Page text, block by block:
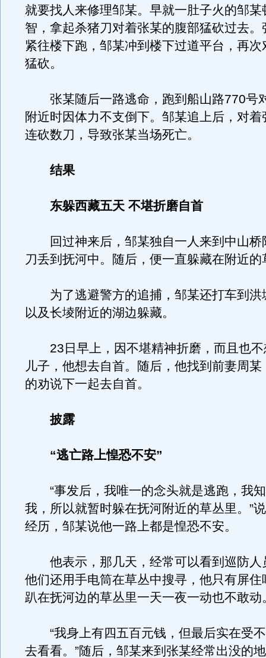
就要找人来修理邹某。早就一肚子火的邹某
智，拿起杀猪刀对着张某的腹部猛砍过去。
紧往楼下跑，邹某冲到楼下过道平台，再
猛砍。
张某随后一路逃命，跑到船山路770号
附近时因体力不支倒下。邹某追上后，对
连砍数刀，导致张某当场死亡。
结果
东躲西藏五天 不堪折磨自首
回过神来后，邹某独自一人来到中山桥
刀丢到抚河中。随后，便一直躲藏在附近的
为了逃避警方的追捕，邹某还打车到洪
以及长堎附近的湖边躲藏。
23日早上，因不堪精神折磨，而且也不
儿子，他想去自首。随后，他找到前妻周
的劝说下一起去自首。
披露
“逃亡路上惶恐不安”
“事发后，我唯一的念头就是逃跑，我
我，所以就暂时躲在抚河附近的草丛里。”
经历，邹某说他一路上都是惶恐不安。
他表示，那几天，经常可以看到巡防人
他们还用手电筒在草丛中搜寻，他只有屏住
趴在抚河边的草丛里一天一夜一动也不敢动
“我身上有四五百元钱，但最后实在受
去看看。”随后，邹某来到张某经常出没的